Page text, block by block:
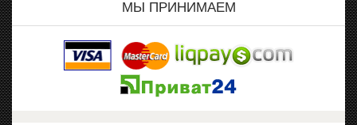
МЫ ПРИНИМАЕМ